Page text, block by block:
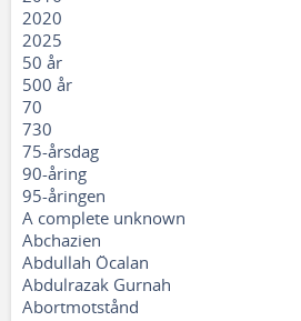
2020
2025
50 år
500 år
70
730
75-årsdag
90-åring
95-åringen
A complete unknown
Abchazien
Abdullah Öcalan
Abdulrazak Gurnah
Abortmotstånd